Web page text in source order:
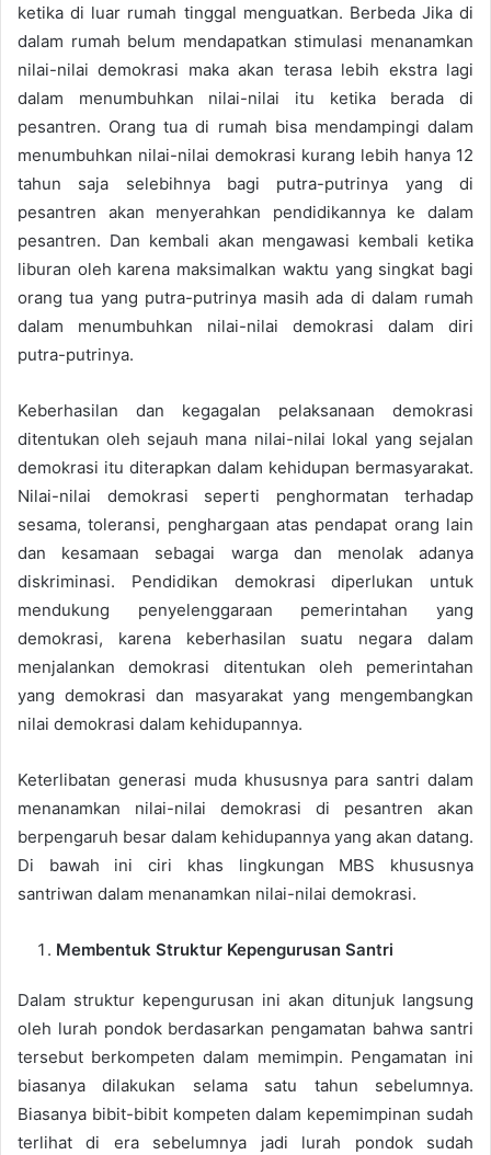
ketika di luar rumah tinggal menguatkan. Berbeda Jika di
dalam rumah belum mendapatkan stimulasi menanamkan
nilai-nilai demokrasi maka akan terasa lebih ekstra lagi
dalam menumbuhkan nilai-nilai itu ketika berada di
pesantren. Orang tua di rumah bisa mendampingi dalam
menumbuhkan nilai-nilai demokrasi kurang lebih hanya 12
tahun saja selebihnya bagi putra-putrinya yang di
pesantren akan menyerahkan pendidikannya ke dalam
pesantren. Dan kembali akan mengawasi kembali ketika
liburan oleh karena maksimalkan waktu yang singkat bagi
orang tua yang putra-putrinya masih ada di dalam rumah
dalam menumbuhkan nilai-nilai demokrasi dalam diri
putra-putrinya.
Keberhasilan dan kegagalan pelaksanaan demokrasi
ditentukan oleh sejauh mana nilai-nilai lokal yang sejalan
demokrasi itu diterapkan dalam kehidupan bermasyarakat.
Nilai-nilai demokrasi seperti penghormatan terhadap
sesama, toleransi, penghargaan atas pendapat orang lain
dan kesamaan sebagai warga dan menolak adanya
diskriminasi. Pendidikan demokrasi diperlukan untuk
mendukung penyelenggaraan pemerintahan yang
demokrasi, karena keberhasilan suatu negara dalam
menjalankan demokrasi ditentukan oleh pemerintahan
yang demokrasi dan masyarakat yang mengembangkan
nilai demokrasi dalam kehidupannya.
Keterlibatan generasi muda khususnya para santri dalam
menanamkan nilai-nilai demokrasi di pesantren akan
berpengaruh besar dalam kehidupannya yang akan datang.
Di bawah ini ciri khas lingkungan MBS khususnya
santriwan dalam menanamkan nilai-nilai demokrasi.
Membentuk Struktur Kepengurusan Santri
Dalam struktur kepengurusan ini akan ditunjuk langsung
oleh lurah pondok berdasarkan pengamatan bahwa santri
tersebut berkompeten dalam memimpin. Pengamatan ini
biasanya dilakukan selama satu tahun sebelumnya.
Biasanya bibit-bibit kompeten dalam kepemimpinan sudah
terlihat di era sebelumnya jadi lurah pondok sudah